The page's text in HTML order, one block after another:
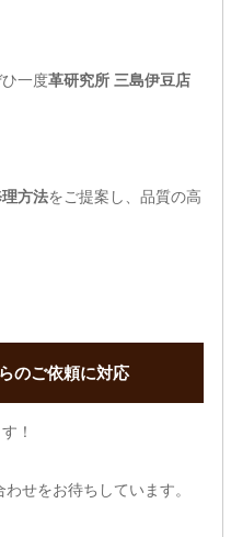
一度革研究所 三島伊豆店
方法をご提案し、品質の高
のご依頼に対応
！
せをお待ちしています。